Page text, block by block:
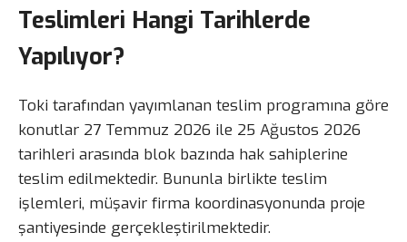
Teslimleri Hangi Tarihlerde
Yapılıyor?
Toki tarafından yayımlanan teslim programına göre
konutlar 27 Temmuz 2026 ile 25 Ağustos 2026
tarihleri arasında blok bazında hak sahiplerine
teslim edilmektedir. Bununla birlikte teslim
işlemleri, müşavir firma koordinasyonunda proje
şantiyesinde gerçekleştirilmektedir.